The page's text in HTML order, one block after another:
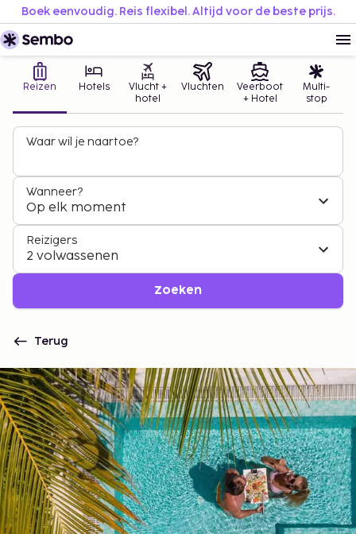
Boek eenvoudig. Reis flexibel. Altijd voor de beste prijs.
Reizen Hotels
Vlucht +
hotel
Vluchten
Veerboot
+ Hotel
Multi-
stop
Waar wil je naartoe?
Wanneer?
Op elk moment
Reizigers
2 volwassenen
Zoeken
Terug